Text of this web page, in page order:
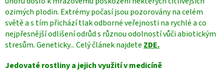
ozimých plodin. Extrémy počasí jsou pozorovány na celém
světě a s tím přichází tlak odborné veřejnosti na rychlé a co
nejpřesnější odlišení odrůd s různou odolností vůči abiotickým
stresům. Geneticky... Celý článek najdete ZDE.
Jedovaté rostliny a jejich využití v medicíně